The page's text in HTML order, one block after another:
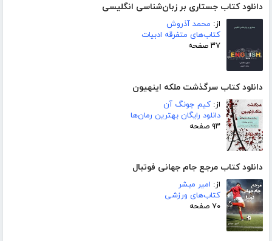
دانلود کتاب جستاری بر زبان‌شناسی انگلیسی
از: محمد آذروش
کتاب‌های متفرقه ادبیات
۳۷ صفحه
دانلود کتاب سرگذشت ملکه اینهیون
از: کیم جونگ آن
دانلود رایگان بهترین رمان‌ها
۹۳ صفحه
دانلود کتاب مرجع جام جهانی فوتبال
از: امیر مبشر
کتاب‌های ورزشی
۷۰ صفحه